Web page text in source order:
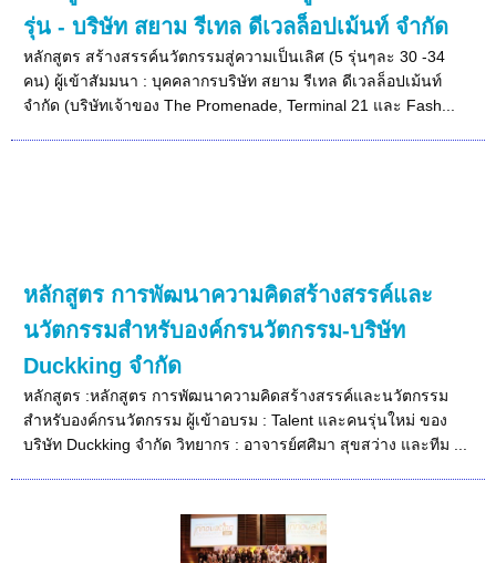
รุ่น - บริษัท สยาม รีเทล ดีเวลล็อปเม้นท์ จำกัด
หลักสูตร สร้างสรรค์นวัตกรรมสู่ความเป็นเลิศ (5 รุ่นๆละ 30 -34
คน) ผู้เข้าสัมมนา : บุคคลากรบริษัท สยาม รีเทล ดีเวลล็อปเม้นท์
จำกัด (บริษัทเจ้าของ The Promenade, Terminal 21 และ Fash...
หลักสูตร การพัฒนาความคิดสร้างสรรค์และ
นวัตกรรมสำหรับองค์กรนวัตกรรม-บริษัท
Duckking จำกัด
หลักสูตร :หลักสูตร การพัฒนาความคิดสร้างสรรค์และนวัตกรรม
สำหรับองค์กรนวัตกรรม ผู้เข้าอบรม : Talent และคนรุ่นใหม่ ของ
บริษัท Duckking จำกัด วิทยากร : อาจารย์ศศิมา สุขสว่าง และทีม ...